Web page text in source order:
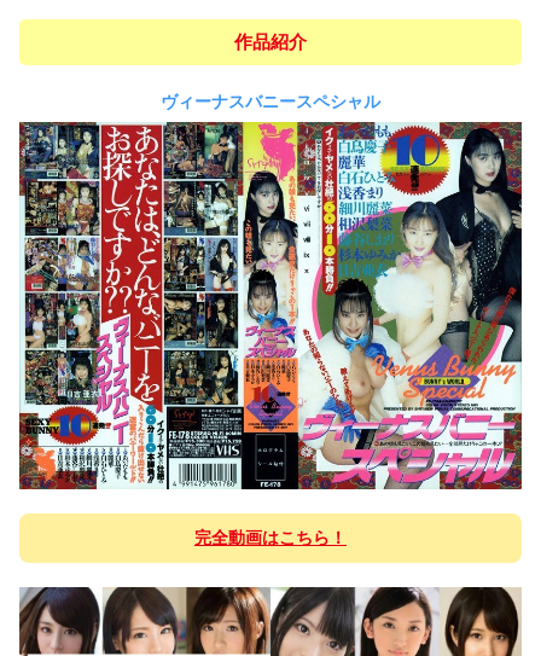
作品紹介
ヴィーナスバニースペシャル
完全動画はこちら！